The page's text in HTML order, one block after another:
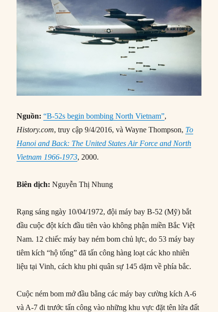
Nguồn: “B-52s begin bombing North Vietnam”,
History.com, truy cập 9/4/2016, và Wayne Thompson, To
Hanoi and Back: The United States Air Force and North
Vietnam 1966-1973, 2000.
Biên dịch: Nguyễn Thị Nhung
Rạng sáng ngày 10/04/1972, đội máy bay B-52 (Mỹ) bắt
đầu cuộc đột kích đầu tiên vào không phận miền Bắc Việt
Nam. 12 chiếc máy bay ném bom chủ lực, do 53 máy bay
tiêm kích “hộ tống” đã tấn công hàng loạt các kho nhiên
liệu tại Vinh, cách khu phi quân sự 145 dặm về phía bắc.
Cuộc ném bom mở đầu bằng các máy bay cường kích A-6
và A-7 đi trước tấn công vào những khu vực đặt tên lửa đất